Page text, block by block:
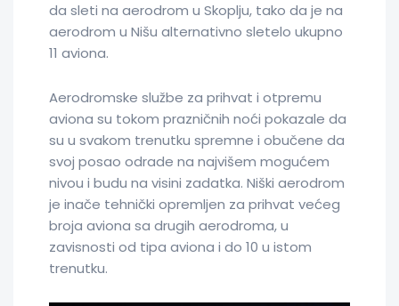
da sleti na aerodrom u Skoplju, tako da je na
aerodrom u Nišu alternativno sletelo ukupno
11 aviona.
Aerodromske službe za prihvat i otpremu
aviona su tokom prazničnih noći pokazale da
su u svakom trenutku spremne i obučene da
svoj posao odrade na najvišem mogućem
nivou i budu na visini zadatka. Niški aerodrom
je inače tehnički opremljen za prihvat većeg
broja aviona sa drugih aerodroma, u
zavisnosti od tipa aviona i do 10 u istom
trenutku.